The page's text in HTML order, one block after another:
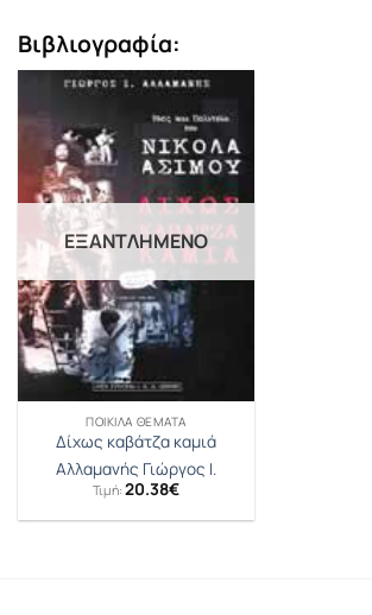
Βιβλιογραφία:
ΕΞΑΝΤΛΗΜΈΝΟ
ΠΟΙΚΊΛΑ ΘΈΜΑΤΑ
Δίχως καβάτζα καμιά
Αλλαμανής Γιώργος Ι.
Τιμή: 20.38€